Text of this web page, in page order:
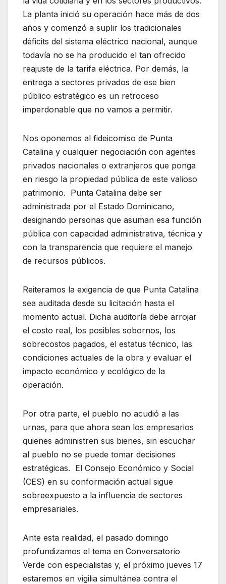
La planta inició su operación hace más de dos
años y comenzó a suplir los tradicionales
déficits del sistema eléctrico nacional, aunque
todavía no se ha producido el tan ofrecido
reajuste de la tarifa eléctrica. Por demás, la
entrega a sectores privados de ese bien
público estratégico es un retroceso
imperdonable que no vamos a permitir.
Nos oponemos al fideicomiso de Punta
Catalina y cualquier negociación con agentes
privados nacionales o extranjeros que ponga
en riesgo la propiedad pública de este valioso
patrimonio. Punta Catalina debe ser
administrada por el Estado Dominicano,
designando personas que asuman esa función
pública con capacidad administrativa, técnica y
con la transparencia que requiere el manejo
de recursos públicos.
Reiteramos la exigencia de que Punta Catalina
sea auditada desde su licitación hasta el
momento actual. Dicha auditoría debe arrojar
el costo real, los posibles sobornos, los
sobrecostos pagados, el estatus técnico, las
condiciones actuales de la obra y evaluar el
impacto económico y ecológico de la
operación.
Por otra parte, el pueblo no acudió a las
urnas, para que ahora sean los empresarios
quienes administren sus bienes, sin escuchar
al pueblo no se puede tomar decisiones
estratégicas. El Consejo Económico y Social
(CES) en su conformación actual sigue
sobreexpuesto a la influencia de sectores
empresariales.
Ante esta realidad, el pasado domingo
profundizamos el tema en Conversatorio
Verde con especialistas y, el próximo jueves 17
estaremos en vigilia simultánea contra el